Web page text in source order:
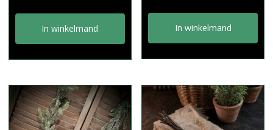
In winkelmand In winkelmand